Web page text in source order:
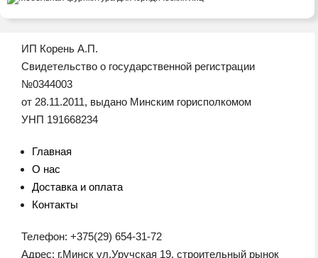
ИП Корень А.П.
Свидетельство о государственной регистрации
№0344003
от 28.11.2011, выдано Минским горисполкомом
УНП 191668234
Главная
О нас
Доставка и оплата
Контакты
Телефон: +375(29) 654-31-72
Адрес: г.Минск ул.Уручская 19, строительный рынок